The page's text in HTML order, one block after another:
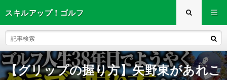
スキルアップ！ゴルフ
【グリップの握り方】矢野東があれこ